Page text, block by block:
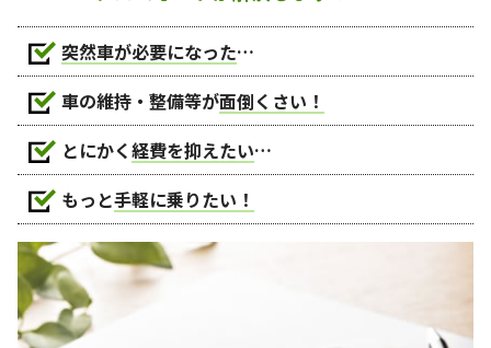
突然車が必要になった…
車の維持・整備等が面倒くさい！
とにかく経費を抑えたい…
もっと手軽に乗りたい！